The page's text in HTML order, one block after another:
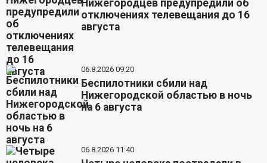
Нижегородцев предупредили об
отключениях телевещания до 16
августа
06.8.2026 09:20
Беспилотники сбили над
Нижегородской областью в ночь
на 6 августа
06.8.2026 11:40